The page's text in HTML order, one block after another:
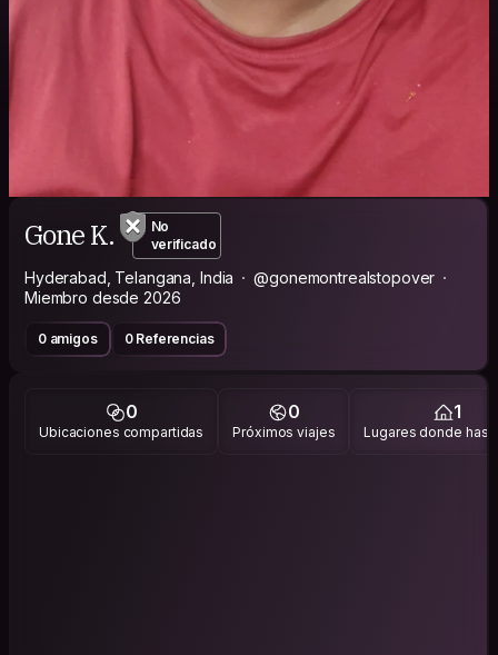
Gone K.
No
verificado
Hyderabad, Telangana, India
@gonemontrealstopover
Miembro desde 2026
0 amigos 0 Referencias
0
Ubicaciones compartidas
0
Próximos viajes
1
Lugares donde has